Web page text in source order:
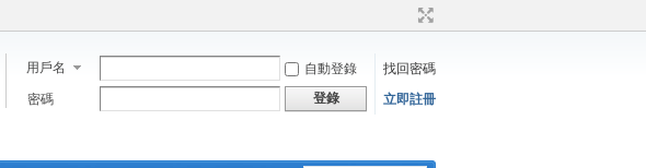
用戶名 自動登錄
找回密碼
密碼
登錄 立即註冊